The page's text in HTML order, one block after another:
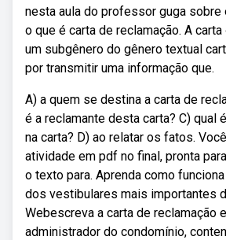
nesta aula do professor guga
o que é carta de reclamação. A
um subgênero do gênero textual
por transmitir uma informação que.
A) a quem se destina a carta de
é a reclamante desta carta? C) qual
na carta? D) ao relatar os fatos.
atividade em pdf no final, pronta
o texto para. Aprenda como
dos vestibulares mais importantes
Webescreva a carta de reclamação
administrador do condomínio,